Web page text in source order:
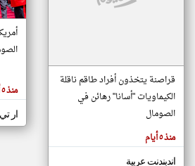
اخبار
أهم اخبار
تعبر
المقالات
الموجوده
هنا عن
وجهة
كاتبيها.
قراصنة يتخذون أفراد طاقم ناقلة
الكيماويات "أسانا" رهائن في
الصومال
منذ ٥ أيام
اندبندنت عربية
منذ ٥ أيام
ار